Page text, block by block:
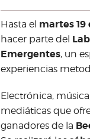
Hasta el martes
hacer parte del
Emergentes, un
experiencias
Electrónica,
mediáticas que
ganadores de la